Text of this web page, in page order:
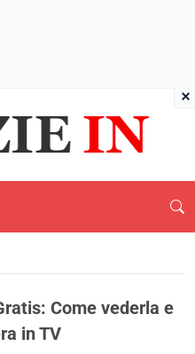
Come vederla e
in TV
×